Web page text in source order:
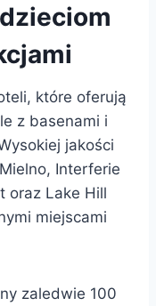
które oferują
z basenami i
jakości
Interferie
oraz Lake Hill
miejscami
zaledwie 100